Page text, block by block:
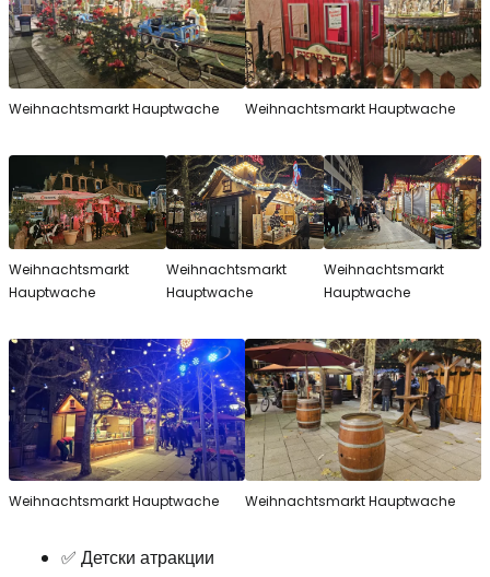
Weihnachtsmarkt Hauptwache Weihnachtsmarkt Hauptwache
Weihnachtsmarkt
Hauptwache
Weihnachtsmarkt
Hauptwache
Weihnachtsmarkt
Hauptwache
Weihnachtsmarkt Hauptwache Weihnachtsmarkt Hauptwache
✅ Детски атракции